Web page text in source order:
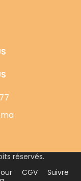
réservés.
CGV
Suivre